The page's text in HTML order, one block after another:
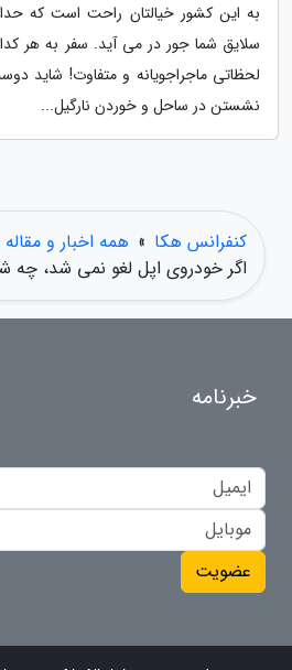
به این کشور خیالتان راحت است که
سلایق شما جور در می آید. سفر به هر
لحظاتی ماجراجویانه و متفاوت! شاید
نشستن در ساحل و خوردن نارگیل...
کنفرانس هکا » همه اخبار و
اگر خودروی اپل لغو نمی شد،
خبرنامه
عضویت